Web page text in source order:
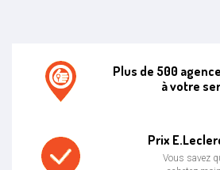
Plus de 500
à votre
Prix
Vous savez